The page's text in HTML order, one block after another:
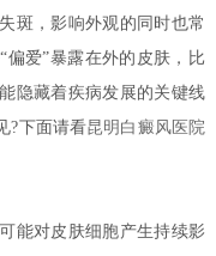
斑，影响外观的同时也常
爱”暴露在外的皮肤，比
隐藏着疾病发展的关键线
?下面请看昆明白癜风医院
对皮肤细胞产生持续影